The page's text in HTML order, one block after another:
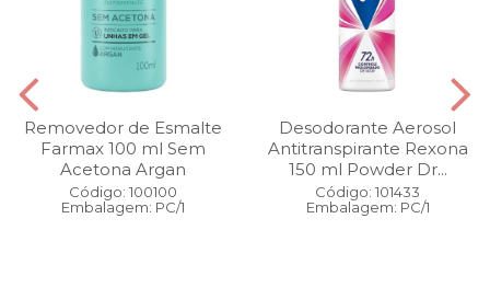
Removedor de Esmalte
Farmax 100 ml Sem
Acetona Argan
Código: 100100
Embalagem: PC/1
Desodorante Aerosol
Antitranspirante Rexona
150 ml Powder Dr...
Código: 101433
Embalagem: PC/1